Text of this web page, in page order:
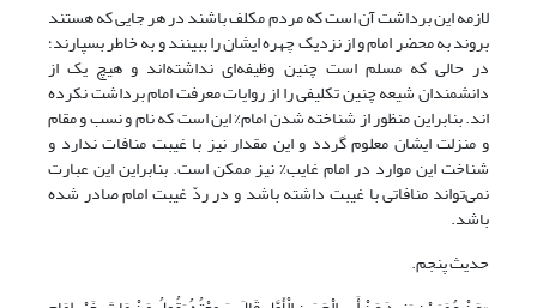
لازمه این برداشت آن است که مردم مکلف باشند در هر جایی که هستند
بروند به محضر امام و از نزدیک چهره ایشان را ببینند و به خاطر بسپارند؛
در حالی که مسلم است چنین وظیفه‌ای نداشته‌اند و هیچ یک از
دانشمندان شیعه چنین تکلیفی را از روایات معرفت امام برداشت نکرده
اند. بنابراین منظور از شناخته شدن امام% این است که نام و نسب و مقام
و منزلت ایشان معلوم گردد و این مقدار نیز با غیبت منافات ندارد و
شناخت این موارد در امام غایب% نیز ممکن است. بنابراین این عبارت
نمی‌تواند منافاتی با غیبت داشته باشد و در ردّ غیبت امام صادر شده
باشد.
حدیث پنجم.